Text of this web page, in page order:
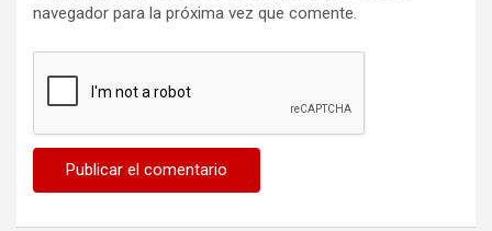
navegador para la próxima vez que comente.